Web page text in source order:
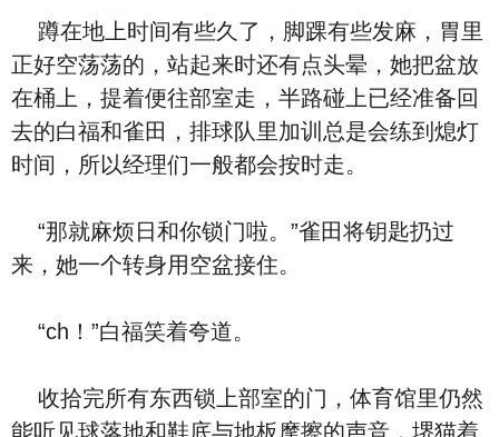
蹲在地上时间有些久了，脚踝有些发麻，胃里
正好空荡荡的，站起来时还有点头晕，她把盆放
在桶上，提着便往部室走，半路碰上已经准备回
去的白福和雀田，排球队里加训总是会练到熄灯
时间，所以经理们一般都会按时走。
“那就麻烦日和你锁门啦。”雀田将钥匙扔过
来，她一个转身用空盆接住。
“ch！”白福笑着夸道。
收拾完所有东西锁上部室的门，体育馆里仍然
能听见球落地和鞋底与地板摩擦的声音，堺猫着